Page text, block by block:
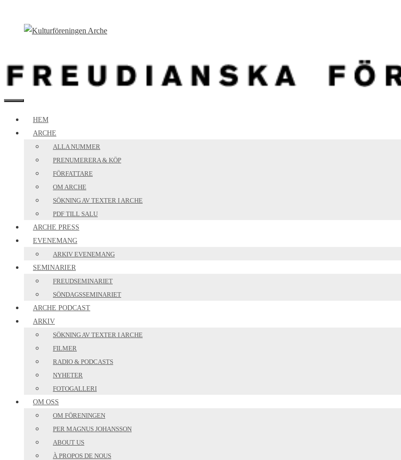
MENY
HEM
ARCHE
ALLA NUMMER
PRENUMERERA & KÖP
FÖRFATTARE
OM ARCHE
SÖKNING AV TEXTER I ARCHE
PDF TILL SALU
ARCHE PRESS
EVENEMANG
ARKIV EVENEMANG
SEMINARIER
FREUDSEMINARIET
SÖNDAGSSEMINARIET
ARCHE PODCAST
ARKIV
SÖKNING AV TEXTER I ARCHE
FILMER
RADIO & PODCASTS
NYHETER
FOTOGALLERI
OM OSS
OM FÖRENINGEN
PER MAGNUS JOHANSSON
ABOUT US
À PROPOS DE NOUS